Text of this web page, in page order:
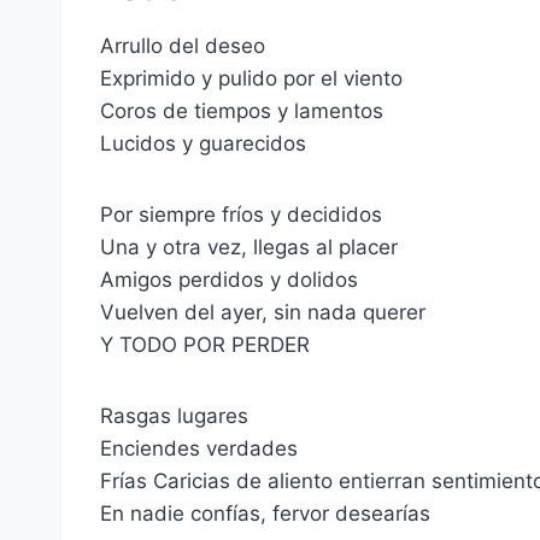
Arrullo del deseo
Exprimido y pulido por el viento
Coros de tiempos y lamentos
Lucidos y guarecidos
Por siempre fríos y decididos
Una y otra vez, llegas al placer
Amigos perdidos y dolidos
Vuelven del ayer, sin nada querer
Y TODO POR PERDER
Rasgas lugares
Enciendes verdades
Frías Caricias de aliento entierran
En nadie confías, fervor desearías